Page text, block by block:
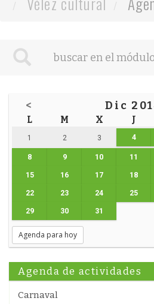
< Dic
L M X J
1 2 3 4
8 9 10 11
15 16 17 18
22 23 24 25
29 30 31
Agenda para hoy
Agenda de actividades
Carnaval